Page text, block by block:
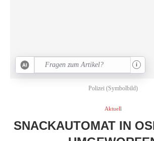
Polizei (Symbolbild)
i
Aktuell
SNACKAUTOMAT IN